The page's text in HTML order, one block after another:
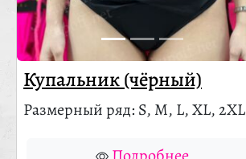
Купальник (чёрный)
Размерный ряд: S, M, L, XL, 2XL